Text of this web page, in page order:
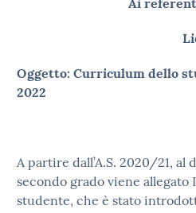
Ai
Oggetto: Curriculum dello
2022
A partire dall’A.S. 2020/21, al
secondo grado viene
studente, che è stato